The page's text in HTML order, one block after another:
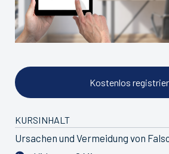
Kostenlos
KURSINHALT
Ursachen und Vermeidung von